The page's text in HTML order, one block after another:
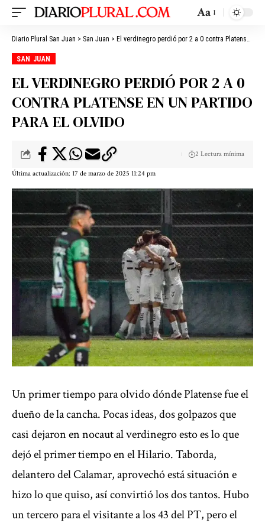
Aa
Diario Plural San Juan > San Juan > El verdinegro perdió por 2 a 0 contra Platense en un partido para el olvido
SAN JUAN
EL VERDINEGRO PERDIÓ POR 2 A 0
CONTRA PLATENSE EN UN PARTIDO
PARA EL OLVIDO
Última actualización: 17 de marzo de 2025 11:24 pm
2 Lectura mínima
Un primer tiempo para olvido dónde Platense fue el
dueño de la cancha. Pocas ideas, dos golpazos que
casi dejaron en nocaut al verdinegro esto es lo que
dejó el primer tiempo en el Hilario. Taborda,
delantero del Calamar, aprovechó está situación e
hizo lo que quiso, así convirtió los dos tantos. Hubo
un tercero para el visitante a los 43 del PT, pero el